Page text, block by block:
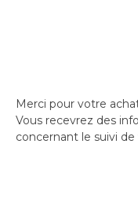
Merci pour votre
Vous recevrez des
concernant le suivi